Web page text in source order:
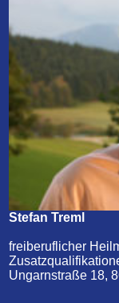
Stefan Treml
freiberuflicher
Ungarnstraße 18,